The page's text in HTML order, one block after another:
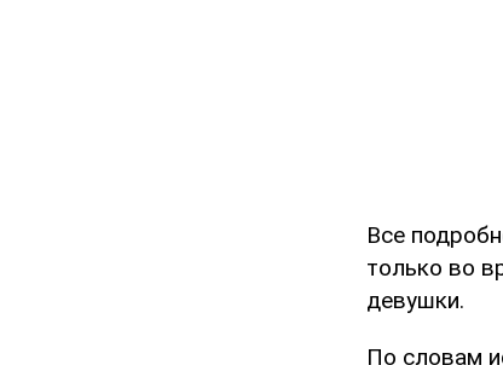
Все
только во
девушки.
По словам